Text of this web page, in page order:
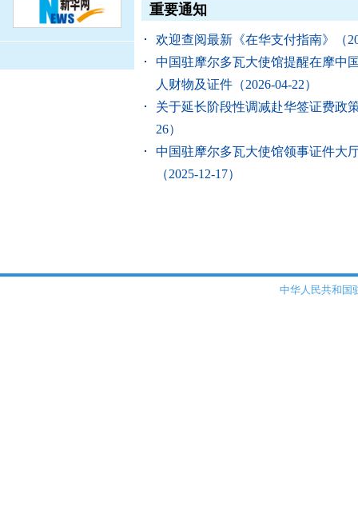
重要通知
欢迎查阅最新《在华支付指南》
（
中国驻摩尔多瓦大使馆提醒在摩中
人财物及证件 （2026-04-22）
关于延长阶段性调减赴华签证费政
26）
中国驻摩尔多瓦大使馆领事证件大
（2025-12-17）
中华人民共和国